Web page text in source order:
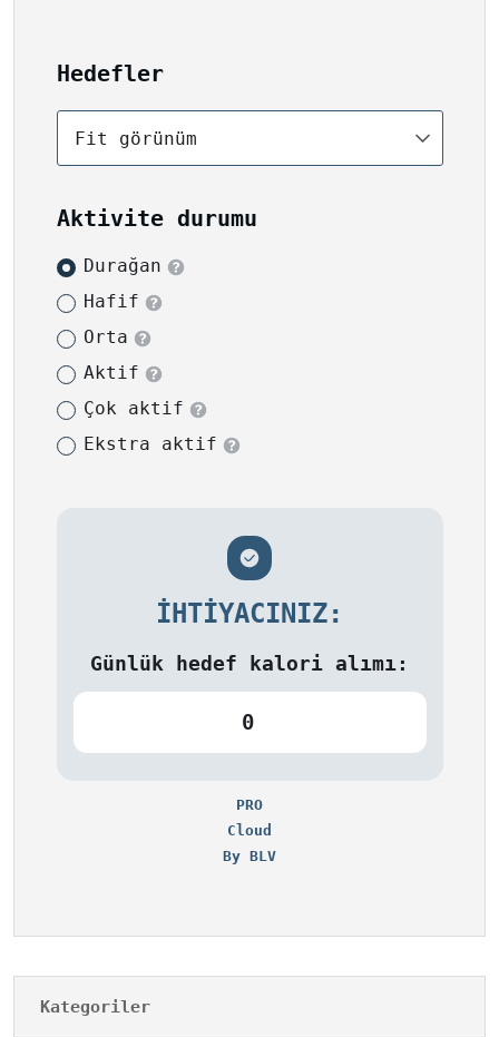
Hedefler
Fit görünüm
Aktivite durumu
Durağan
Hafif
Orta
Aktif
Çok aktif
Ekstra aktif
İHTIYACINIZ:
Günlük hedef kalori alımı:
0
PRO
Cloud
By BLV
Kategoriler